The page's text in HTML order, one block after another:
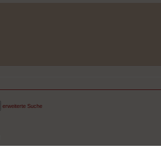
erweiterte Suche